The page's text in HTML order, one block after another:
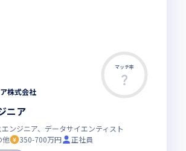
マッチ率
株式会社
ニア
ンジニア、データサイエンティスト
他
350-700万円
正社員